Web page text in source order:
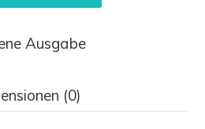
Ausgabe
(0)